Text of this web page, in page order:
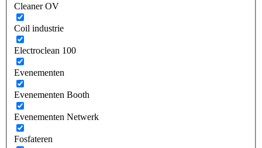
Cleaner OV
Coil industrie
Electroclean 100
Evenementen
Evenementen Booth
Evenementen Netwerk
Fosfateren